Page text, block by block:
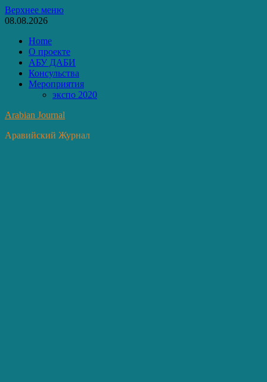
Перейти
к
Верхнее меню
08.08.2026
Home
О проекте
АБУ ДАБИ
Консульства
Мероприятия
экспо 2020
Arabian Journal
Аравийский Журнал